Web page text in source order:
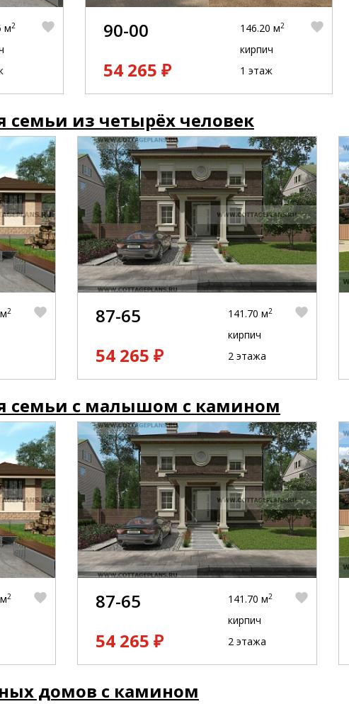
м2
90-00
54 265 ₽
146.20 м2
кирпич
1 этаж
из четырёх человек
2
87-65
54 265 ₽
141.70 м2
кирпич
2 этажа
семьи с малышом с камином
2
87-65
54 265 ₽
141.70 м2
кирпич
2 этажа
домов с камином